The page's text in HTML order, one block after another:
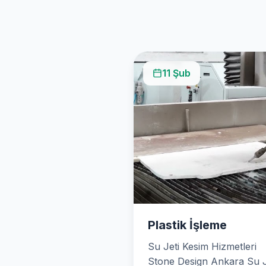
11 Şub
Plastik İşleme
Su Jeti Kesim Hizmetleri
Stone Design Ankara Su